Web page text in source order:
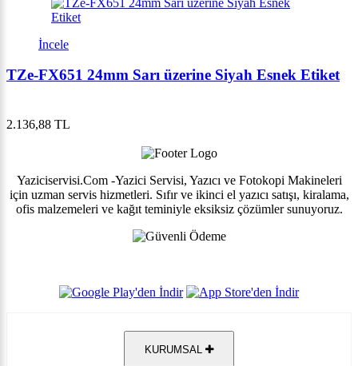
İncele
TZe-FX651 24mm Sarı üzerine Siyah Esnek Etiket
2.136,88 TL
Yaziciservisi.Com -Yazici Servisi, Yazıcı ve Fotokopi Makineleri
için uzman servis hizmetleri. Sıfır ve ikinci el yazıcı satışı, kiralama,
ofis malzemeleri ve kağıt teminiyle eksiksiz çözümler sunuyoruz.
KURUMSAL